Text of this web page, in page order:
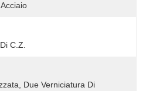
C.Z.
Due Verniciatura Di